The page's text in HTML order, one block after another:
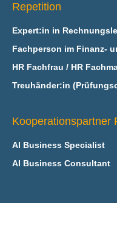
Repetition
Expert:in in
Fachperson im Finanz-
HR Fachfrau / HR
Treuhänder:in
Kooperationspartner
AI Business Specialist
AI Business Consultant